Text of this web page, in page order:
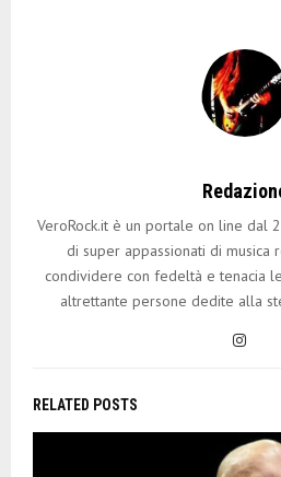
VeroRock.it è un portale on line dal
di super appassionati di musica
condividere con fedeltà e tenacia
altrettante persone dedite alla
RELATED POSTS